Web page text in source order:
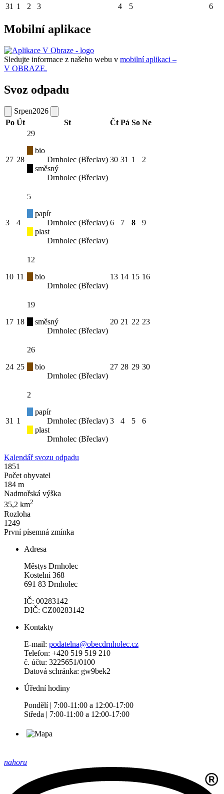
31 1 2 3 4 5 6
Mobilní aplikace
Sledujte informace z našeho webu v mobilní aplikaci –
V OBRAZE.
Svoz odpadu
Srpen2026
Po Út St Čt Pá So Ne
27 28
29
bio
Drnholec (Břeclav)
směsný
Drnholec (Břeclav)
30 31 1 2
3 4
5
papír
Drnholec (Břeclav)
plast
Drnholec (Břeclav)
6 7 8 9
10 11
12
bio
Drnholec (Břeclav)
13 14 15 16
17 18
19
směsný
Drnholec (Břeclav)
20 21 22 23
24 25
26
bio
Drnholec (Břeclav)
27 28 29 30
31 1
2
papír
Drnholec (Břeclav)
plast
Drnholec (Břeclav)
3 4 5 6
Kalendář svozu odpadu
1851
Počet obyvatel
184 m
Nadmořská výška
35,2 km2
Rozloha
1249
První písemná zmínka
Adresa
Městys Drnholec
Kostelní 368
691 83 Drnholec
IČ: 00283142
DIČ: CZ00283142
Kontakty
E-mail: podatelna@obecdrnholec.cz
Telefon: +420 519 519 210
č. účtu: 3225651/0100
Datová schránka: gw9bek2
Úřední hodiny
Pondělí | 7:00-11:00 a 12:00-17:00
Středa | 7:00-11:00 a 12:00-17:00
nahoru